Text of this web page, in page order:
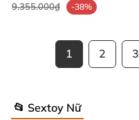
9.355.000₫ -38%
1 2 3
📂 Sextoy Nữ